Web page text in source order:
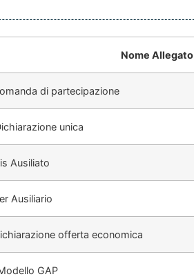
Nome Allegato
di partecipazione
unica
Ausiliato
Ausiliario
offerta economica
GAP